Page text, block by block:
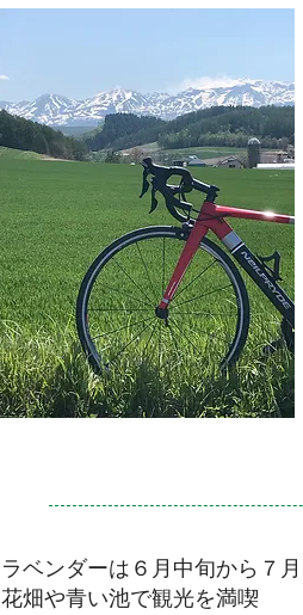
ラベンダーは６月中旬から７
​花畑や青い池で観光を満喫